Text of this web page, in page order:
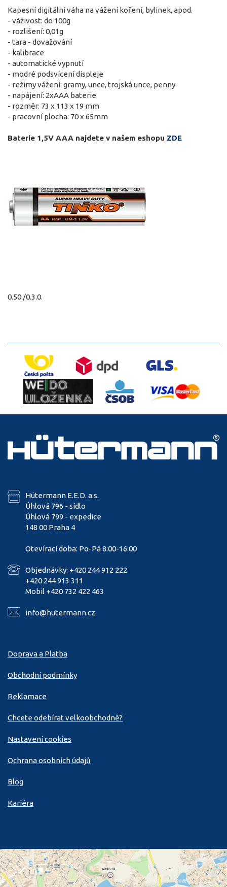
Kapesní digitální váha na vážení koření, bylinek, apod.
- váživost: do 100g
- rozlišení: 0,01g
- tara - dovažování
- kalibrace
- automatické vypnutí
- modré podsvícení displeje
- režimy vážení: gramy, unce, trojská unce, penny
- napájení: 2xAAA baterie
- rozměr: 73 x 113 x 19 mm
- pracovní plocha: 70 x 65mm
Baterie 1,5V AAA najdete v našem eshopu ZDE
0.50./0.3.0.
Hütermann E.E.D. a.s.
Úhlová 796 - sídlo
Úhlová 799 - expedice
148 00 Praha 4
Otevírací doba: Po-Pá 8:00-16:00
Objednávky: +420 244 912 222
+420 244 913 311
Mobil +420 732 422 463
info@hutermann.cz
Doprava a Platba
Obchodní podmínky
Reklamace
Chcete odebírat velkoobchodně?
Nastavení cookies
Ochrana osobních údajů
Blog
Kariéra